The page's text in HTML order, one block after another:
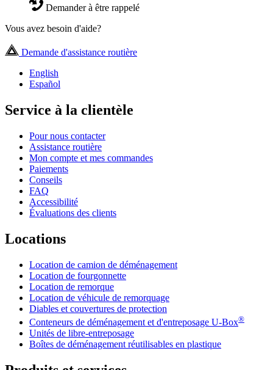
Demander à être rappelé
Vous avez besoin d'aide?
Demande d'assistance routière
English
Español
Service à la clientèle
Pour nous contacter
Assistance routière
Mon compte et mes commandes
Paiements
Conseils
FAQ
Accessibilité
Évaluations des clients
Locations
Location de camion de déménagement
Location de fourgonnette
Location de remorque
Location de véhicule de remorquage
Diables et couvertures de protection
Conteneurs de déménagement et d'entreposage U-Box®
Unités de libre-entreposage
Boîtes de déménagement réutilisables en plastique